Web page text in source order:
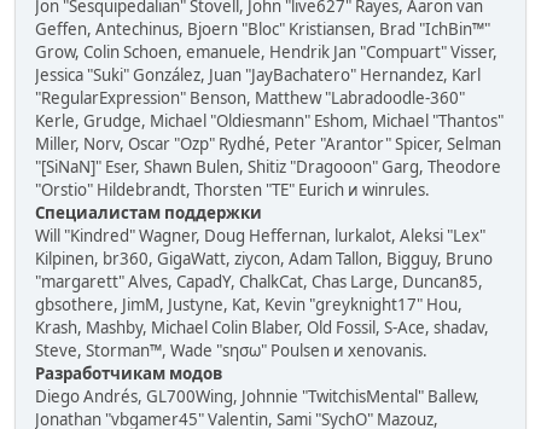
Jon "Sesquipedalian" Stovell, John "live627" Rayes, Aaron van
Geffen, Antechinus, Bjoern "Bloc" Kristiansen, Brad "IchBin™"
Grow, Colin Schoen, emanuele, Hendrik Jan "Compuart" Visser,
Jessica "Suki" González, Juan "JayBachatero" Hernandez, Karl
"RegularExpression" Benson, Matthew "Labradoodle-360"
Kerle, Grudge, Michael "Oldiesmann" Eshom, Michael "Thantos"
Miller, Norv, Oscar "Ozp" Rydhé, Peter "Arantor" Spicer, Selman
"[SiNaN]" Eser, Shawn Bulen, Shitiz "Dragooon" Garg, Theodore
"Orstio" Hildebrandt, Thorsten "TE" Eurich и winrules.
Специалистам поддержки
Will "Kindred" Wagner, Doug Heffernan, lurkalot, Aleksi "Lex"
Kilpinen, br360, GigaWatt, ziycon, Adam Tallon, Bigguy, Bruno
"margarett" Alves, CapadY, ChalkCat, Chas Large, Duncan85,
gbsothere, JimM, Justyne, Kat, Kevin "greyknight17" Hou,
Krash, Mashby, Michael Colin Blaber, Old Fossil, S-Ace, shadav,
Steve, Storman™, Wade "sησω" Poulsen и xenovanis.
Разработчикам модов
Diego Andrés, GL700Wing, Johnnie "TwitchisMental" Ballew,
Jonathan "vbgamer45" Valentin, Sami "SychO" Mazouz,